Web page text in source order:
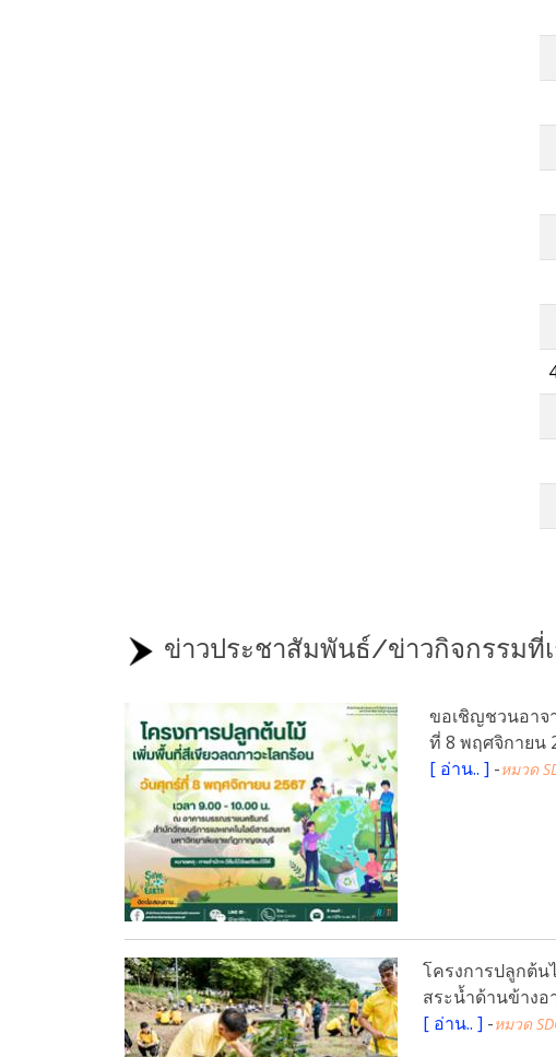
ข่าวประชาสัมพันธ์/ข่าวกิจกรรมที่
ขอเชิญชวนอาจ
ที่ 8 พฤศจิกายน
[ อ่าน.. ] -หมวด
โครงการปลูกต้น
สระน้ำด้านข้าง
[ อ่าน.. ] -หมวด